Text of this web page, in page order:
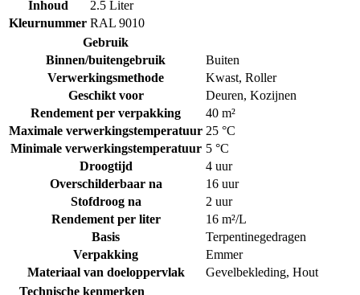
Inhoud
2.5 Liter
Kleurnummer RAL 9010
Gebruik
Binnen/buitengebruik
Buiten
Verwerkingsmethode
Kwast, Roller
Geschikt voor
Deuren, Kozijnen
Rendement per verpakking
40 m²
Maximale verwerkingstemperatuur 25 °C
Minimale verwerkingstemperatuur 5 °C
Droogtijd
4 uur
Overschilderbaar na
16 uur
Stofdroog na
2 uur
Rendement per liter
16 m²/L
Basis
Terpentinegedragen
Verpakking
Emmer
Materiaal van doeloppervlak
Gevelbekleding, Hout
Technische kenmerken